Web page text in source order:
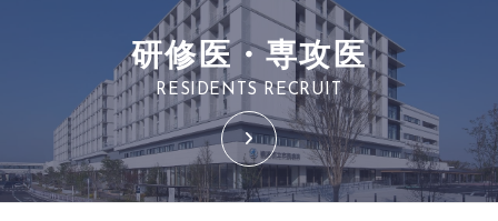
研修医・専攻医
RESIDENTS RECRUIT